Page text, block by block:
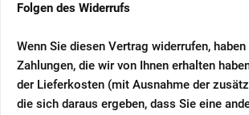
Folgen des Widerrufs
Wenn Sie diesen Vertrag widerrufen,
Zahlungen, die wir von Ihnen erhalten
der Lieferkosten (mit Ausnahme der
die sich daraus ergeben, dass Sie eine